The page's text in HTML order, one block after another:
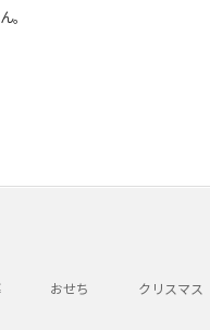
。
おせち クリスマス